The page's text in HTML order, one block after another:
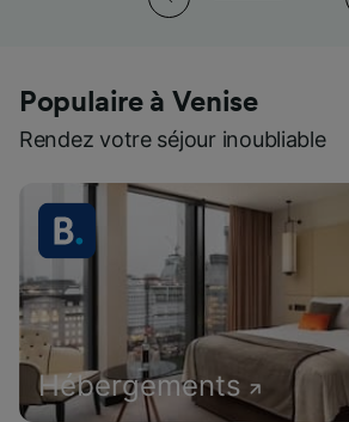
Populaire à Venise
Rendez votre séjour inoubliable
Hébergements